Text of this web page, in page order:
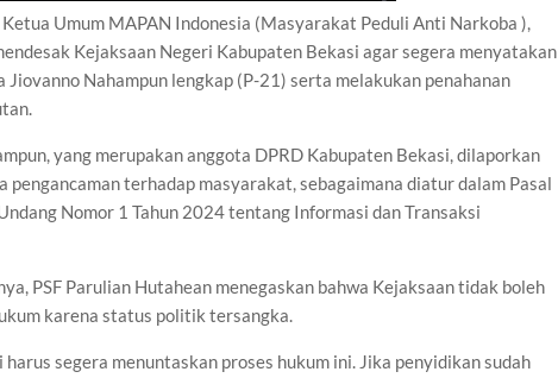
Ketua Umum MAPAN Indonesia (Masyarakat Peduli Anti Narkoba ),
Kejaksaan Negeri Kabupaten Bekasi agar segera menyatakan
Nahampun lengkap (P-21) serta melakukan penahanan
yang merupakan anggota DPRD Kabupaten Bekasi, dilaporkan
pengancaman terhadap masyarakat, sebagaimana diatur dalam Pasal
Nomor 1 Tahun 2024 tentang Informasi dan Transaksi
PSF Parulian Hutahean menegaskan bahwa Kejaksaan tidak boleh
karena status politik tersangka.
segera menuntaskan proses hukum ini. Jika penyidikan sudah